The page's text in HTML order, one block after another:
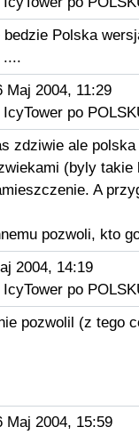
bedzie Polska
....
2004, 11:29
po
zdziwie ale
(byly
A
pozwoli, kto
2004, 14:19
po
pozwolil (z tego
2004, 15:59